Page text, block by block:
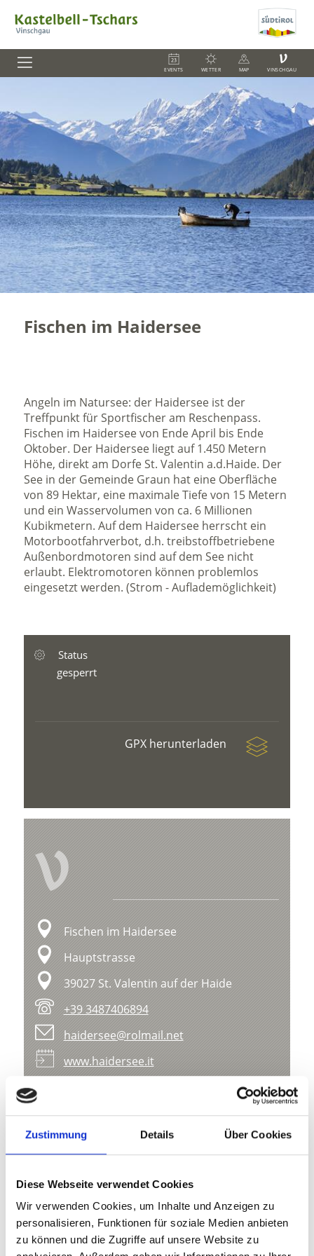
Zustimmung Details Über Cookies
Diese Webseite verwendet Cookies
Wir verwenden Cookies, um Inhalte und Anzeigen zu
personalisieren, Funktionen für soziale Medien anbieten
zu können und die Zugriffe auf unsere Website zu
EVENTS WETTER MAP
V
VINSCHGAU
Fischen im Haidersee
Angeln im Natursee: der Haidersee ist der
Treffpunkt für Sportfischer am Reschenpass.
Fischen im Haidersee von Ende April bis Ende
Oktober. Der Haidersee liegt auf 1.450 Metern
Höhe, direkt am Dorfe St. Valentin a.d.Haide. Der
See in der Gemeinde Graun hat eine Oberfläche
von 89 Hektar, eine maximale Tiefe von 15 Metern
und ein Wasservolumen von ca. 6 Millionen
Kubikmetern. Auf dem Haidersee herrscht ein
Motorbootfahrverbot, d.h. treibstoffbetriebene
Außenbordmotoren sind auf dem See nicht
erlaubt. Elektromotoren können problemlos
eingesetzt werden. (Strom - Auflademöglichkeit)
Status
gesperrt
GPX herunterladen
V
Fischen im Haidersee
Hauptstrasse
39027 St. Valentin auf der Haide
+39 3487406894
haidersee@rolmail.net
www.haidersee.it
Karte & Höhenprofil
Impressionen